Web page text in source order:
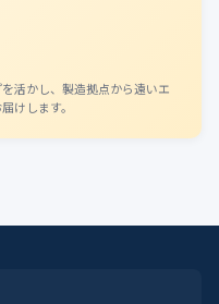
活かし、製造拠点から遠いエ
けします。